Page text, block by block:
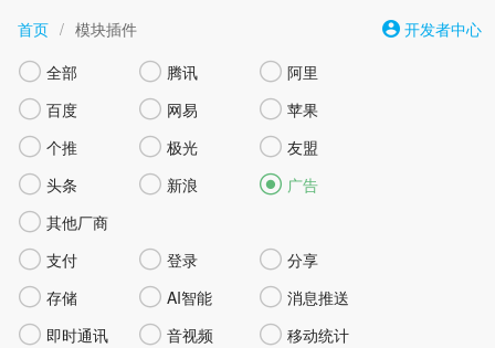
首页 / 模块插件 开发者中心
 全部  腾讯  阿里
 百度  网易  苹果
 个推  极光  友盟
 头条  新浪  广告
 其他厂商
 支付  登录  分享
 存储  AI智能  消息推送
 即时通讯  音视频  移动统计